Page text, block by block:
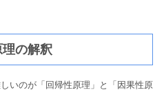
の解釈
いのが「回帰性原理」と「因果性原